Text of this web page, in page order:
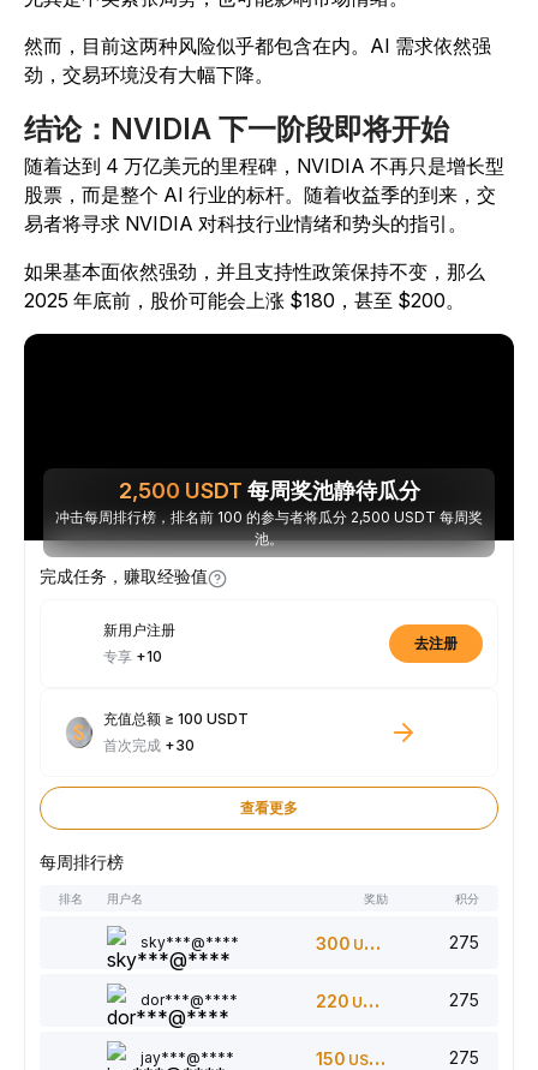
然而，目前这两种风险似乎都包含在内。AI 需求依然强
劲，交易环境没有大幅下降。
结论：NVIDIA 下一阶段即将开始
随着达到 4 万亿美元的里程碑，NVIDIA 不再只是增长型
股票，而是整个 AI 行业的标杆。随着收益季的到来，交
易者将寻求 NVIDIA 对科技行业情绪和势头的指引。
如果基本面依然强劲，并且支持性政策保持不变，那么
2025 年底前，股价可能会上涨 $180，甚至 $200。
2,500 USDT 每周奖池静待瓜分
冲击每周排行榜，排名前 100 的参与者将瓜分 2,500 USDT 每周奖
池。
完成任务，赚取经验值
新用户注册
专享 +10
去注册
充值总额 ≥ 100 USDT
首次完成 +30
查看更多
每周排行榜
排名 用户名 奖励 积分
sky***@**** 300 USDT 275
dor***@**** 220 USDT 275
jay***@**** 150 USDT 275